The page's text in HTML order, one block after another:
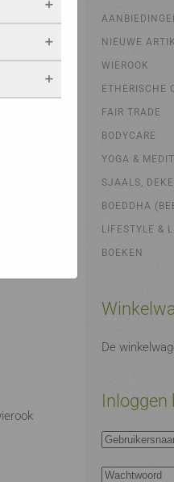
NIEUWE
WIEROOK
ETHERISCHE
FAIR TRADE
BODYCARE
YOGA &
SJAALS,
BOEDDHA
LIFESTYLE &
BOEKEN
De
Inloggen
als jij
blijven
Als je
van